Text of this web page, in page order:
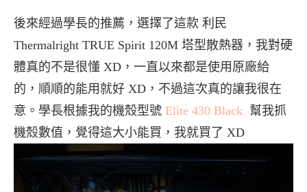
後來經過學長的推薦，選擇了這款 利民
Thermalright TRUE Spirit 120M 塔型散熱器，我對硬
體真的不是很懂 XD，一直以來都是使用原廠給
的，順順的能用就好 XD，不過這次真的讓我很在
意。學長根據我的機殼型號 Elite 430 Black 幫我抓
機殼數值，覺得這大小能買，我就買了 XD